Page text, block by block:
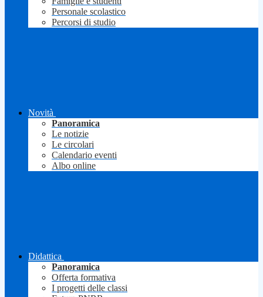
Personale scolastico
Percorsi di studio
Novità
Panoramica
Le notizie
Le circolari
Calendario eventi
Albo online
Didattica
Panoramica
Offerta formativa
I progetti delle classi